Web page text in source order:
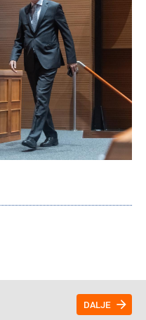
DALJE